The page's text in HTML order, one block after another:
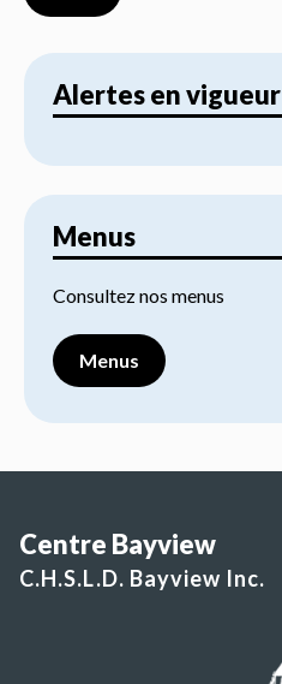
Alertes en vigueur
Menus
Consultez nos menus
Menus
Centre Bayview
C.H.S.L.D. Bayview Inc.